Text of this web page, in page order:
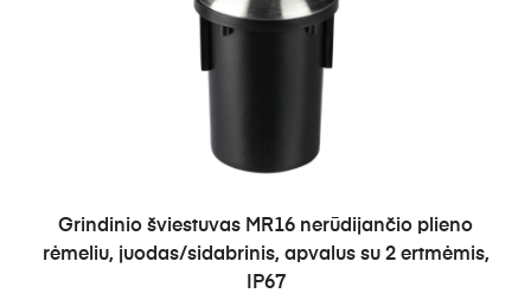
Į KREPŠELĮ
Grindinio šviestuvas MR16 nerūdijančio plieno
rėmeliu, juodas/sidabrinis, apvalus su 2 ertmėmis,
IP67